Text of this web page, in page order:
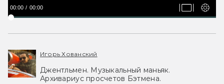
00:00 00:00
Игорь Хованский
Джентльмен. Музыкальный маньяк.
Архивариус просчетов Бэтмена.